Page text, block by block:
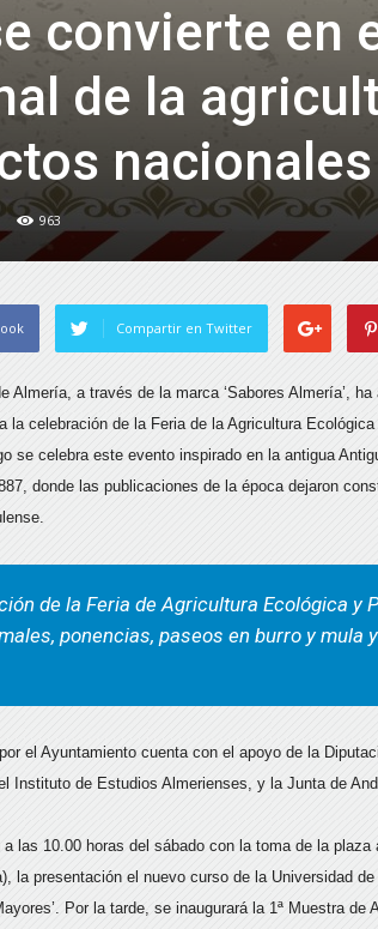
convierte en
de la
nacionales
963
Compartir en Twitter
Almería, a través de la marca ‘Sabores Almería’,
la celebración de la Feria de la Agricultura
se celebra este evento inspirado en la antigua
donde las publicaciones de la época dejaron
de la Feria de Agricultura Ecológica y
ponencias, paseos en burro y mula
el Ayuntamiento cuenta con el apoyo de la
Instituto de Estudios Almerienses, y la Junta de
las 10.00 horas del sábado con la toma de la
la presentación el nuevo curso de la Universidad
Por la tarde, se inaugurará la 1ª Muestra de